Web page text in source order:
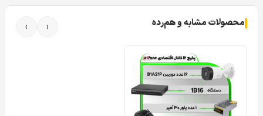
محصولات مشابه و هم‌رده ‹
›